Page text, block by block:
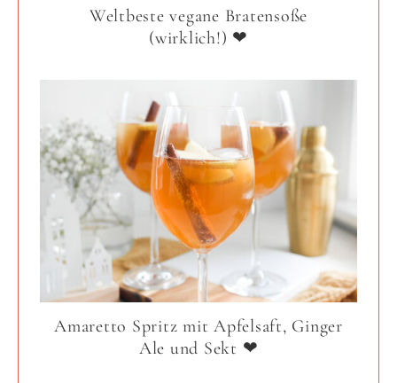
Weltbeste vegane Bratensoße
(wirklich!) ❤
Amaretto Spritz mit Apfelsaft, Ginger
Ale und Sekt ❤